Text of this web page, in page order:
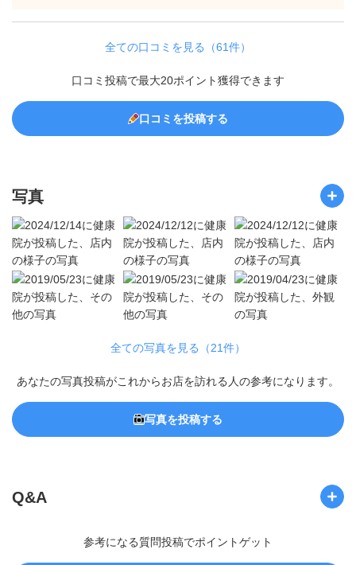
全ての口コミを見る（61件）
口コミ投稿で最大20ポイント獲得できます
口コミを投稿する
写真
全ての写真を見る（21件）
あなたの写真投稿がこれからお店を訪れる人の参考になります。
写真を投稿する
Q&A
参考になる質問投稿でポイントゲット